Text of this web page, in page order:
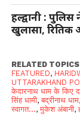
हल्द्वानी :
खुलासा, रितिक
RELATED
FEATURED,
UTTARAKHAND
केदारनाथ धाम के किए
सिंह धामी,बद्रीनाथ धाम
स्वागत...,मुकेश अंबानी,